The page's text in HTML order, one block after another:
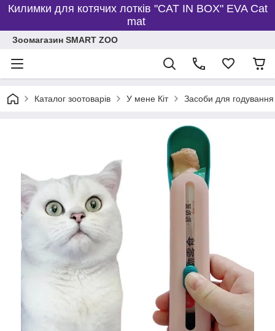
Килимки для котячих лотків "CAT IN BOX" EVA Cat
mat
Зоомагазин SMART ZOO
Каталог зоотоварів У мене Кіт Засоби для годування